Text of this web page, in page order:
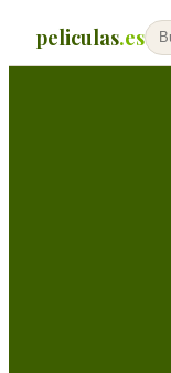
peliculas.es